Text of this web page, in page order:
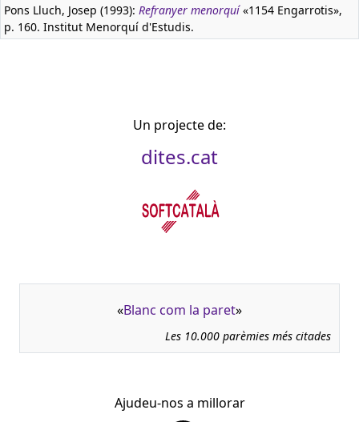
Pons Lluch, Josep (1993): Refranyer menorquí«1154 Engarrotis»,
p. 160. Institut Menorquí d'Estudis.
Un projecte de:
dites.cat
«Blanc com la paret»
Les 10.000 parèmies més citades
Ajudeu-nos a millorar